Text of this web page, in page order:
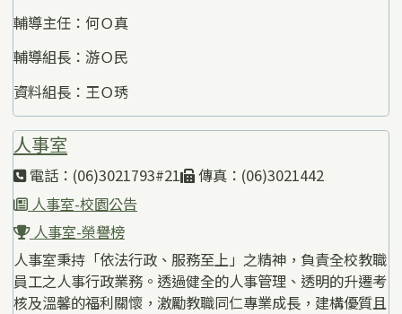
輔導主任：何Ｏ真
輔導組長：游Ｏ民
資料組長：王Ｏ琇
人事室
電話：(06)3021793#21
傳真：(06)3021442
人事室-校園公告
人事室-榮譽榜
人事室秉持「依法行政、服務至上」之精神，負責全校教職
員工之人事行政業務。透過健全的人事管理、透明的升遷考
核及溫馨的福利關懷，激勵教職同仁專業成長，建構優質且